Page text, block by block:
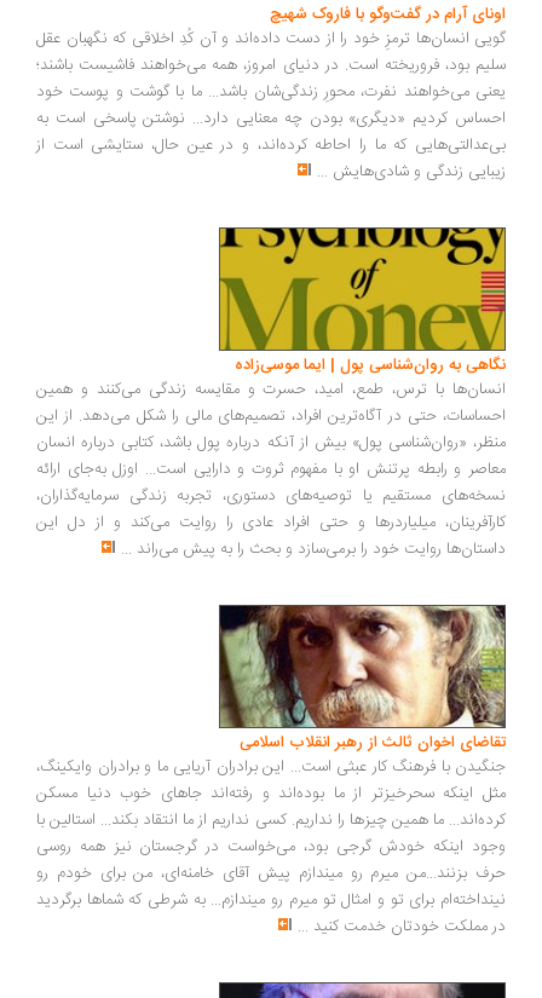
آرام در گفت‌وگو با فاروک شهیچ‭
انسان‌ها ترمزِ خود را از دست داده‌اند و آن کُدِ اخلاقی که نگهبان عقل
بود، فروریخته است. در دنیای امروز، همه می‌خواهند فاشیست باشند؛
می‌خواهند نفرت، محورِ زندگی‌شان باشد... ما با گوشت و پوست خود
کردیم «دیگری» بودن چه معنایی دارد... نوشتن پاسخی است به
که ما را احاطه کرده‌اند، و در عین حال، ستایشی است از
زندگی و شادی‌هایش...
به روان‌شناسی پول | ایما موسی‌زاده
با ترس، طمع، امید، حسرت و مقایسه زندگی می‌کنند و همین
حتی در آگاه‌ترین افراد، تصمیم‌های مالی را شکل می‌دهد. از این
«روان‌شناسی پول» بیش از آنکه درباره پول باشد، کتابی درباره انسان
و رابطه پرتنش او با مفهوم ثروت و دارایی است... اوزل به‌جای ارائه
مستقیم یا توصیه‌های دستوری، تجربه زندگی سرمایه‌گذاران،
میلیاردرها و حتی افراد عادی را روایت می‌کند و از دل این
روایت خود را برمی‌سازد و بحث را به پیش می‌راند ...
اخوان ثالث از رهبر انقلاب اسلامی
با فرهنگ کار عبثی است... این برادران آریایی ما و برادران وایکینگ،
اینکه سحرخیزتر از ما بوده‌اند و رفته‌اند جاهای خوب دنیا مسکن
ما همین چیزها را نداریم. کسی نداریم از ما انتقاد بکند... استالین با
اینکه خودش گرجی بود، می‌خواست در گرجستان نیز همه روسی
بزنند...من میرم رو میندازم پیش آقای خامنه‌ای، من برای خودم رو
برای تو و امثال تو میرم رو میندازم... به شرطی که شماها برگردید
مملکت خودتان خدمت کنید...